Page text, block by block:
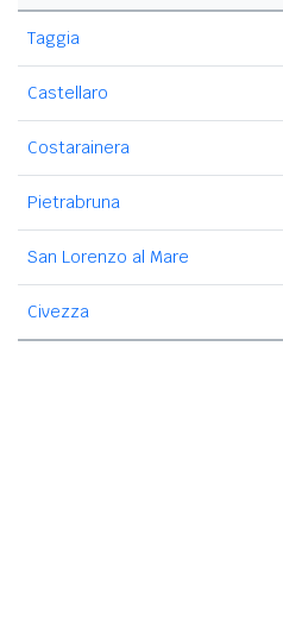
Taggia
Castellaro
Costarainera
Pietrabruna
San Lorenzo al Mare
Civezza